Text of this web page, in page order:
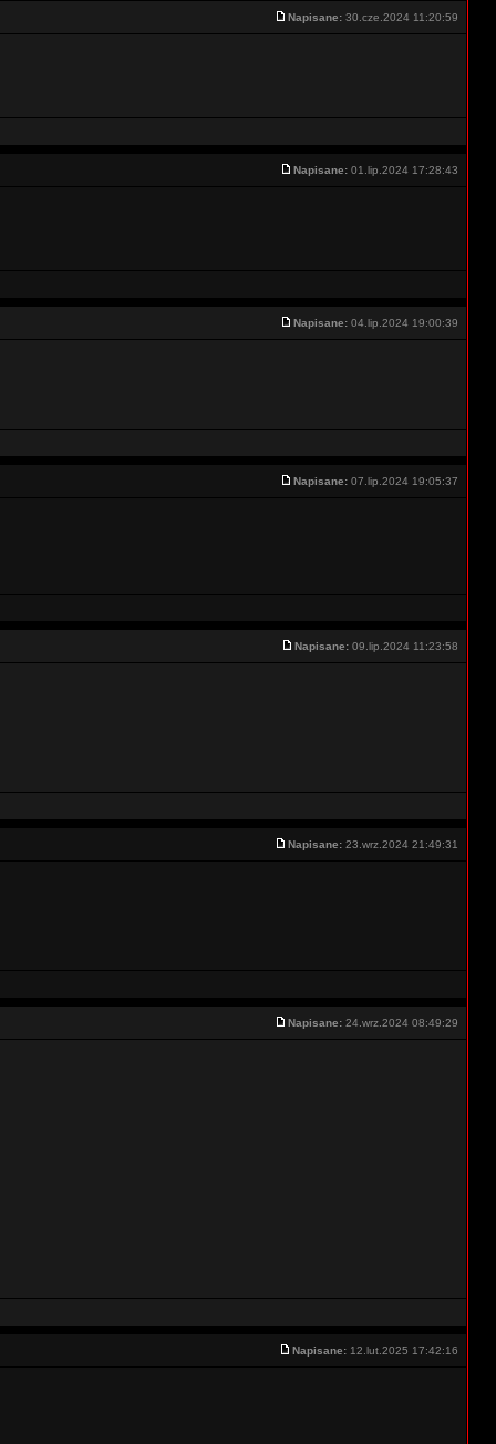
Napisane: 30.cze.2024 11:20:59
Napisane: 01.lip.2024 17:28:43
Napisane: 04.lip.2024 19:00:39
Napisane: 07.lip.2024 19:05:37
Napisane: 09.lip.2024 11:23:58
Napisane: 23.wrz.2024 21:49:31
Napisane: 24.wrz.2024 08:49:29
Napisane: 12.lut.2025 17:42:16